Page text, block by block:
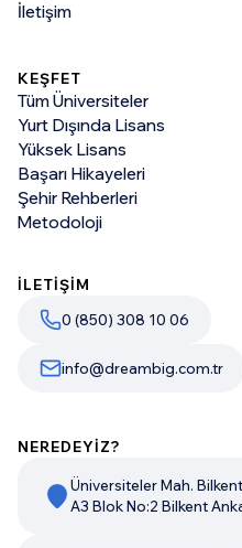
İletişim
KEŞFET
Tüm Üniversiteler
Yurt Dışında Lisans
Yüksek Lisans
Başarı Hikayeleri
Şehir Rehberleri
Metodoloji
İLETİŞİM
0 (850) 308 10 06
info@dreambig.com.tr
NEREDEYİZ?
Üniversiteler Mah.
A3 Blok No:2 Bilkent